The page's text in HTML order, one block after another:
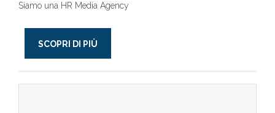
Siamo una HR Media Agency
SCOPRI DI PIÙ